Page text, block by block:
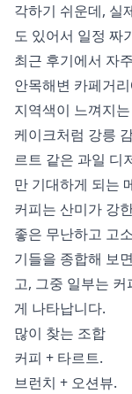
각하기 쉬운데, 실
도 있어서 일정 짜
최근 후기에서 자
안목해변 카페거
지역색이 느껴지
케이크처럼 강릉
르트 같은 과일 디
만 기대하게 되는
커피는 산미가 강
좋은 무난하고 고
기들을 종합해 보
고, 그중 일부는
게 나타납니다.
많이 찾는 조합
커피 + 타르트.
브런치 + 오션뷰.